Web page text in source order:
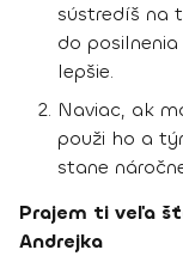
sústredíš na
do
lepšie.
Naviac, ak
použi ho a
stane
Prajem ti veľa
Andrejka